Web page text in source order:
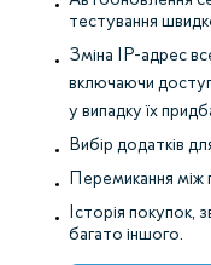
тестування
Зміна IP-адрес
включаючи
у випадку їх
Вибір додатків
Перемикання між
Історія покупок,
багато іншого.